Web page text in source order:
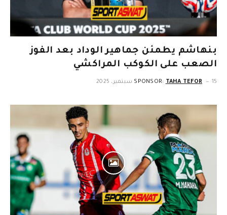
بنهاشم يطمئن جماهير الوداد بعد الفوز
الصعب على الكوكب المراكشي
SPONSOR: TAHA TEFOR 15 سبتمبر، 2025